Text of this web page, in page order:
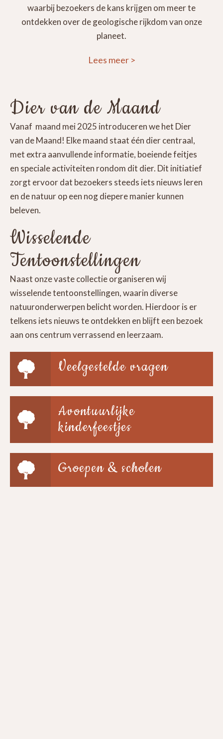
waarbij bezoekers de kans krijgen om meer te
ontdekken over de geologische rijkdom van onze
planeet.
Lees meer >
Dier van de Maand
Vanaf maand mei 2025 introduceren we het Dier
van de Maand! Elke maand staat één dier centraal,
met extra aanvullende informatie, boeiende feitjes
en speciale activiteiten rondom dit dier. Dit initiatief
zorgt ervoor dat bezoekers steeds iets nieuws leren
en de natuur op een nog diepere manier kunnen
beleven.
Wisselende
Tentoonstellingen
Naast onze vaste collectie organiseren wij
wisselende tentoonstellingen, waarin diverse
natuuronderwerpen belicht worden. Hierdoor is er
telkens iets nieuws te ontdekken en blijft een bezoek
aan ons centrum verrassend en leerzaam.
Veelgestelde vragen
Avontuurlijke
kinderfeestjes
Groepen & scholen